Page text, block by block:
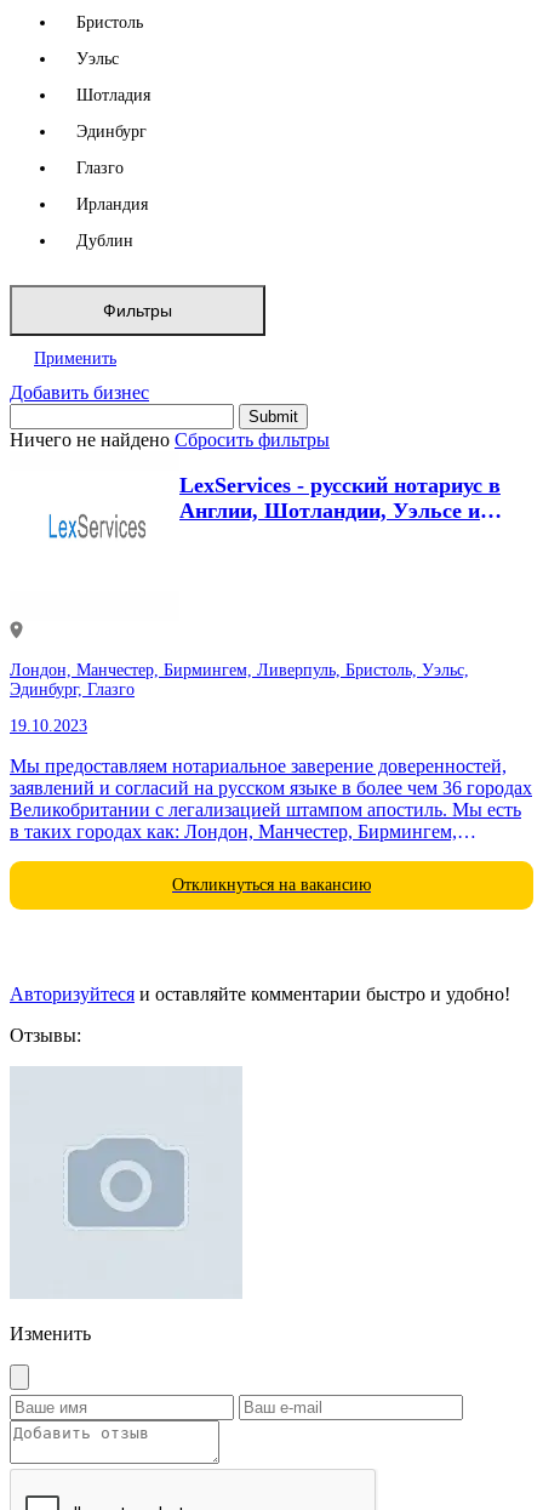
Бристоль
Уэльс
Шотладия
Эдинбург
Глазго
Ирландия
Дублин
Фильтры
Применить
Добавить бизнес
Ничего не найдено Сбросить фильтры
LexServices - русский нотариус в
Англии, Шотландии, Уэльсе и
Лондон, Манчестер, Бирмингем, Ливерпуль, Бристоль, Уэльс,
Эдинбург, Глазго
19.10.2023
Мы предоставляем нотариальное заверение доверенностей,
заявлений и согласий на русском языке в более чем 36 городах
Великобритании с легализацией штампом апостиль. Мы есть
в таких городах как: Лондон, Манчестер, Бирмингем,
Откликнуться на вакансию
Авторизуйтеся и оставляйте комментарии быстро и удобно!
Отзывы:
Изменить